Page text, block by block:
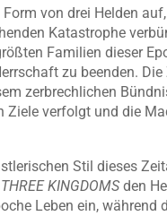
von drei Helden
Katastrophe
Familien dieser
zu beenden.
zerbrechlichen
Ziele verfolgt und die
Stil dieses
KINGDOMSden
Leben ein, während